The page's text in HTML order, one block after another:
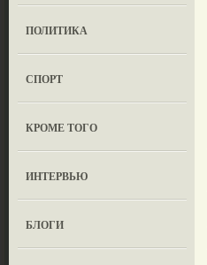
ПОЛИТИКА
СПОРТ
КРОМЕ ТОГО
ИНТЕРВЬЮ
БЛОГИ